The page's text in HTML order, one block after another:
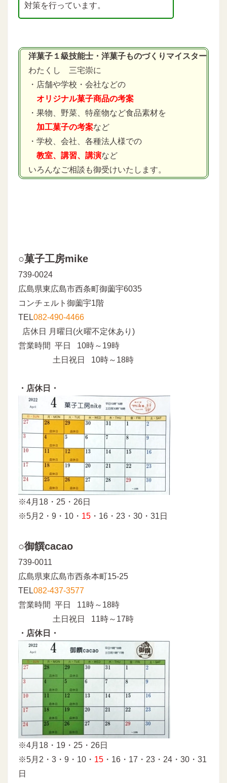
対策を行っています。
洋菓子１級技能士・洋菓子ものづくりマイスター
わたくし 三宅崇に
・店舗や学校・会社などの
オリジナル菓子商品の考案
・果物、野菜、特産物など食品素材を
加工菓子の考案など
・学校、会社、各種法人様での
教室、講習、講演など
いろんなご相談も御受けいたします。
○菓子工房mike
739-0024
広島県東広島市西条町御薗宇6035
コンチェルト御薗宇1階
TEL082-490-4466
店休日 月曜日(火曜不定休あり)
営業時間 平日 10時～19時
土日祝日 10時～18時
・店休日・
※4月18・25・26日
※5月2・9・10・ 15 ・16・23・30・31日
○御饌cacao
739-0011
広島県東広島市西条本町15-25
TEL082-437-3577
営業時間 平日 11時～18時
土日祝日 11時～17時
・店休日・
※4月18・19・25・26日
※5月2・3・9・10・ 15 ・16・17・23・24・30・31
日